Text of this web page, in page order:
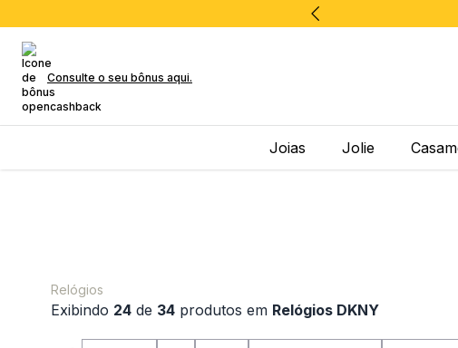
Consulte o seu bônus aqui.
Joias Jolie
Relógios
Exibindo 24 de 34 produtos em Relógios DKNY